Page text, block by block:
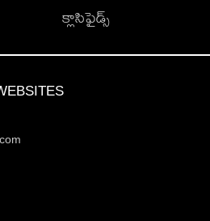
క్లాసిఫైడ్స్